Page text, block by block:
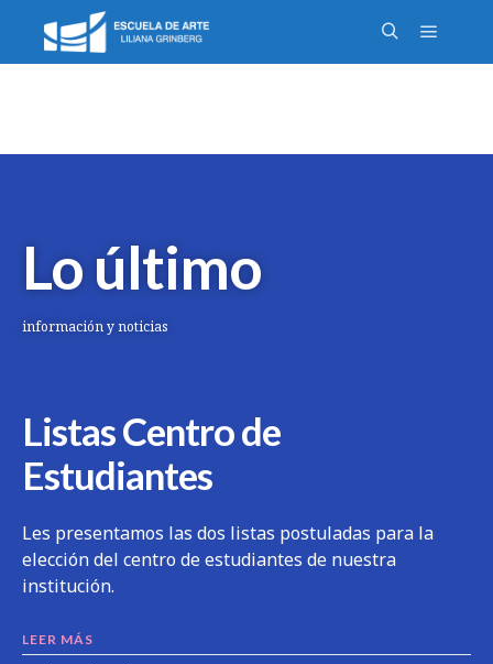
Lo último
información y noticias
Listas Centro de
Estudiantes
Les presentamos las dos listas postuladas para la
elección del centro de estudiantes de nuestra
institución.
LEER MÁS